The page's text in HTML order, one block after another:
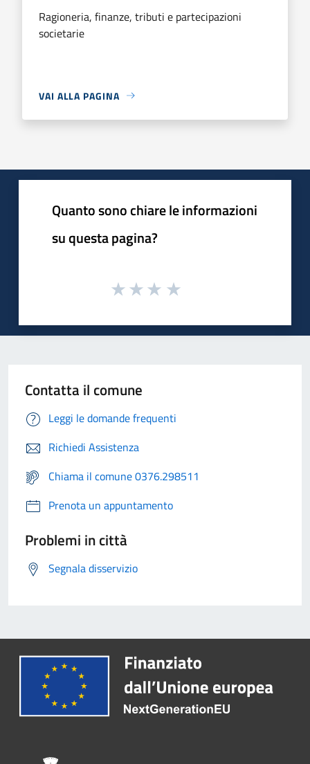
Ragioneria, finanze, tributi e partecipazioni
societarie
VAI ALLA PAGINA
Quanto sono chiare le informazioni
su questa pagina?
Contatta il comune
Leggi le domande frequenti
Richiedi Assistenza
Chiama il comune 0376.298511
Prenota un appuntamento
Problemi in città
Segnala disservizio